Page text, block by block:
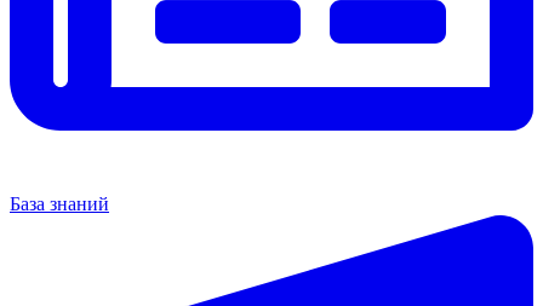
База знаний